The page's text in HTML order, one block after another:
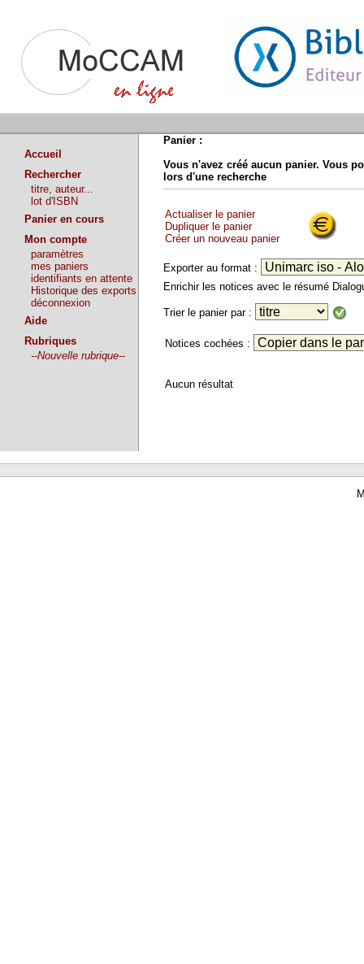
Accueil
Rechercher
titre, auteur...
lot d'ISBN
Panier en cours
Mon compte
paramètres
mes paniers
identifiants en attente
Historique des exports
déconnexion
Aide
Rubriques
--Nouvelle rubrique--
Panier :
Vous n'avez créé aucun panier. Vous
lors d'une recherche
Actualiser le panier
Dupliquer le panier
Créer un nouveau panier
Exporter au format :
Enrichir les notices avec le résumé
Trier le panier par :
Notices cochées :
Aucun résultat